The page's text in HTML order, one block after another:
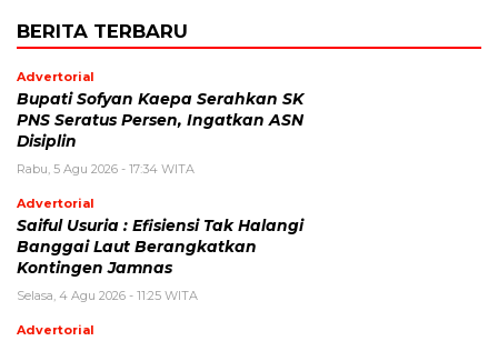
BERITA TERBARU
Advertorial
Bupati Sofyan Kaepa Serahkan SK
PNS Seratus Persen, Ingatkan ASN
Disiplin
Rabu, 5 Agu 2026 - 17:34 WITA
Advertorial
Saiful Usuria : Efisiensi Tak Halangi
Banggai Laut Berangkatkan
Kontingen Jamnas
Selasa, 4 Agu 2026 - 11:25 WITA
Advertorial